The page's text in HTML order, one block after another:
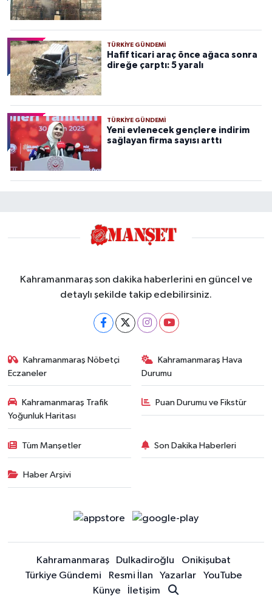
TÜRKIYE GÜNDEMI
Hafif ticari araç önce ağaca sonra
direğe çarptı: 5 yaralı
TÜRKIYE GÜNDEMI
Yeni evlenecek gençlere indirim
sağlayan firma sayısı arttı
Kahramanmaraş son dakika haberlerini en güncel ve
detaylı şekilde takip edebilirsiniz.
Kahramanmaraş Nöbetçi
Eczaneler
Kahramanmaraş Hava
Durumu
Kahramanmaraş Trafik
Yoğunluk Haritası
Puan Durumu ve Fikstür
Tüm Manşetler Son Dakika Haberleri
Haber Arşivi
Kahramanmaraş Dulkadiroğlu
Onikişubat
Türkiye Gündemi
Resmi İlan Yazarlar
YouTube
Künye
İletişim